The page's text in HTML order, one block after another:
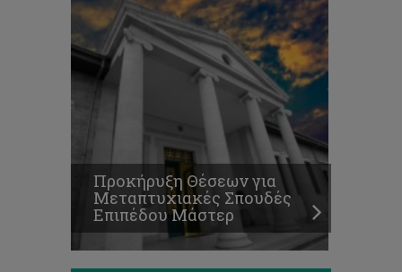
Προκήρυξη Θέσεων για
Μεταπτυχιακές Σπουδές
Επιπέδου Μάστερ
Συνεργασία
Τεχνολογικού
Πανεπιστημίου
Κύπρου
με
Ανοικτό
Πανεπιστημίου
για
αξιοποίηση
υποδομών
και
τεχνογνωσίας